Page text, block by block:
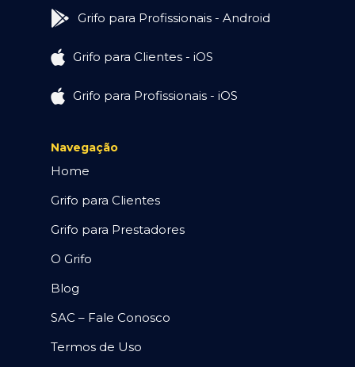
Grifo para Profissionais - Android
Grifo para Clientes - iOS
Grifo para Profissionais - iOS
Navegação
Home
Grifo para Clientes
Grifo para Prestadores
O Grifo
Blog
SAC – Fale Conosco
Termos de Uso